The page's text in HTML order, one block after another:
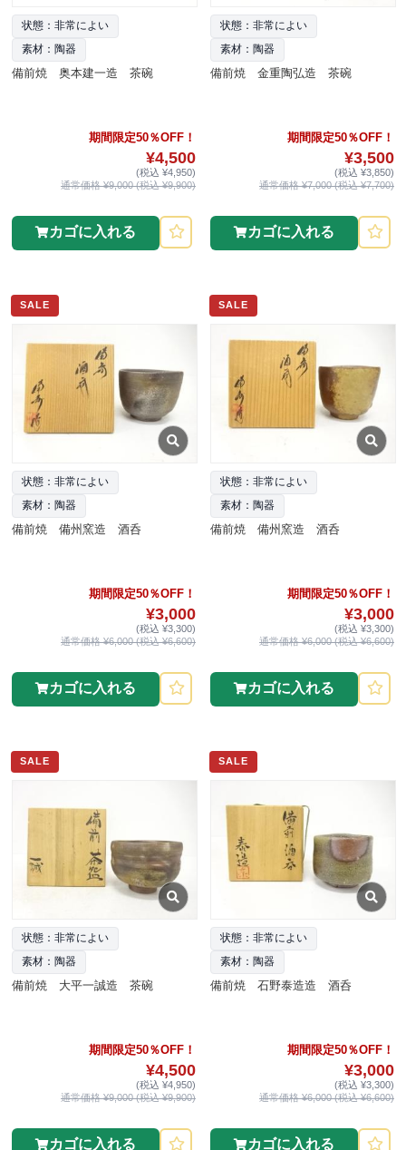
状態：非常によい
素材：陶器
備前焼 奥本建一造 茶碗
期間限定50％OFF！
¥4,500
(税込 ¥4,950)
通常価格 ¥9,000 (税込 ¥9,900)
カゴに入れる
状態：非常によい
素材：陶器
備前焼 金重陶弘造 茶碗
期間限定50％OFF！
¥3,500
(税込 ¥3,850)
通常価格 ¥7,000 (税込 ¥7,700)
カゴに入れる
SALE
状態：非常によい
素材：陶器
備前焼 備州窯造 酒呑
期間限定50％OFF！
¥3,000
(税込 ¥3,300)
通常価格 ¥6,000 (税込 ¥6,600)
カゴに入れる
SALE
状態：非常によい
素材：陶器
備前焼 備州窯造 酒呑
期間限定50％OFF！
¥3,000
(税込 ¥3,300)
通常価格 ¥6,000 (税込 ¥6,600)
カゴに入れる
SALE
状態：非常によい
素材：陶器
備前焼 大平一誠造 茶碗
期間限定50％OFF！
¥4,500
(税込 ¥4,950)
通常価格 ¥9,000 (税込 ¥9,900)
カゴに入れる
SALE
状態：非常によい
素材：陶器
備前焼 石野泰造造 酒呑
期間限定50％OFF！
¥3,000
(税込 ¥3,300)
通常価格 ¥6,000 (税込 ¥6,600)
カゴに入れる